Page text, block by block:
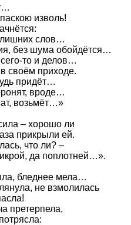
изволь!
лишних слов…
без шума обойдётся…
то и делов…
своём приходе.
придёт…
вроде…
возьмёт…»
– хорошо ли
прикрыли ей.
что ли? –
да поплотней…».
бледнее мела…
не взмолилась
претерпела,